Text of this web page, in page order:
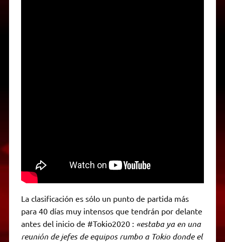
La clasificación es sólo un punto de partida más
para 40 días muy intensos que tendrán por delante
antes del inicio de #Tokio2020 : «estaba ya en una
reunión de jefes de equipos rumbo a Tokio donde el